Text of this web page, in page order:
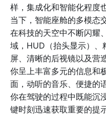
样，集成化和智能化程度
当下，智能座舱的多模态
在科技的天空中不断闪耀
域，HUD（抬头显示）、
屏、清晰的后视镜以及营
你呈上丰富多元的信息和
面，动听的音乐、便捷的
你在驾驶的过程中既能沉
键时刻迅速获取重要的提